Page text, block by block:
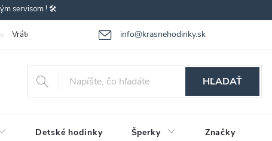
servisom ! 🛠️
info@krasnehodinky.sk
Vrátenie-výmena tovaru Reklamácia tovaru Obchodné podmienky
HĽADAŤ
Detské hodinky Šperky Značky